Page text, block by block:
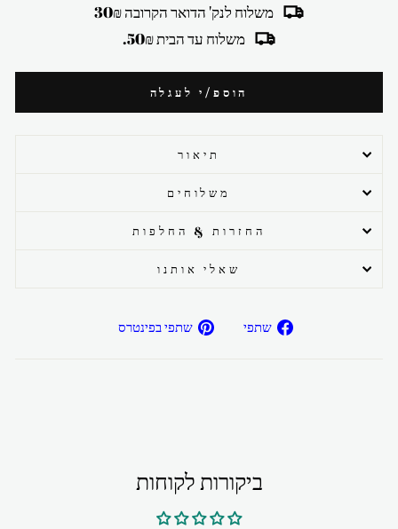
משלוח לנק' הדואר הקרובה 30₪
משלוח עד הבית 50₪.
הוספ/י לעגלה
תיאור
משלוחים
החזרות & החלפות
שאלי אותנו
שתפי
שתפ/י שתפי בפינטרס
ביקורות לקוחות